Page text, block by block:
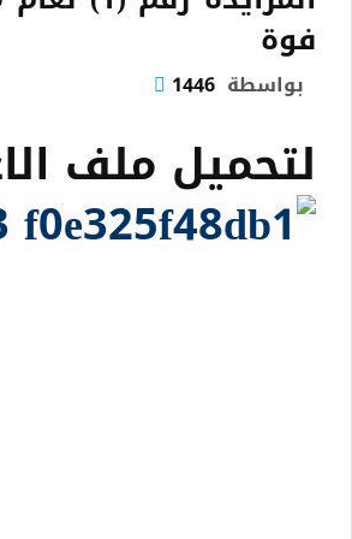
فوة
بواسطة 1446
لتحميل ملف